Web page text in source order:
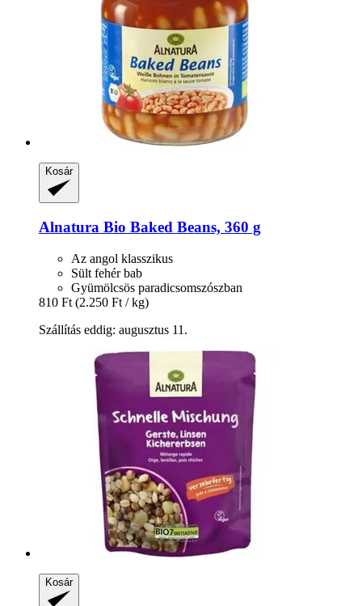
Kosár
Alnatura Bio Baked Beans, 360 g
Az angol klasszikus
Sült fehér bab
Gyümölcsös paradicsomszószban
810 Ft (2.250 Ft / kg)
Szállítás eddig: augusztus 11.
Kosár